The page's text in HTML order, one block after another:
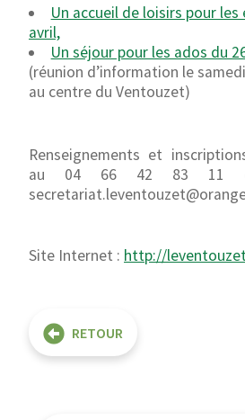
Un accueil de loisirs pour
avril,
Un séjour pour les ados du
(réunion d’information le
au centre du Ventouzet)
Renseignements et
au 04 66 42 83 11
Site Internet : http://
RETOUR